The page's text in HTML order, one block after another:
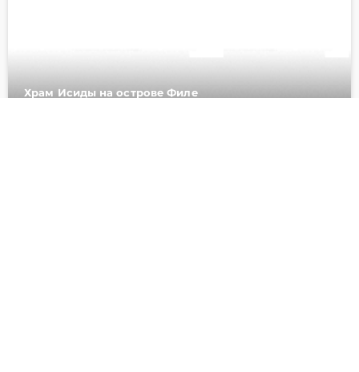
Храм Исиды на острове Филе